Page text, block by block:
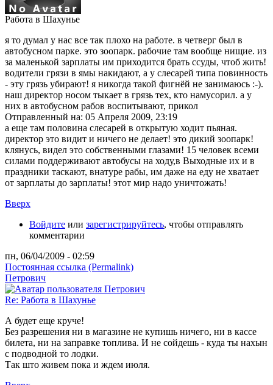
Работа в Шахунье
я то думал у нас все так плохо на работе. в четверг был в
автобусном парке. это зоопарк. рабочие там вообще нищие. из
за маленькой зарплаты им приходится брать ссуды, чтоб жить!
водители грязи в ямы накидают, а у слесарей типа повинность
- эту грязь убирают! я никогда такой фигнёй не занимаюсь :-).
наш директор носом тыкает в грязь тех, кто намусорил. а у
них в автобусном рабов воспитывают, прикол
Отправленный на: 05 Апреля 2009, 23:19
а еще там половина слесарей в открытую ходит пьяная.
директор это видит и ничего не делает! это дикий зоопарк!
клянусь, видел это собственными глазами! 15 человек всеми
силами поддерживают автобусы на ходу,в Выходные их и в
праздники таскают, внатуре рабы, им даже на еду не хватает
от зарплаты до зарплаты! этот мир надо уничтожать!
Вверх
Войдите или зарегистрируйтесь, чтобы отправлять
комментарии
пн, 06/04/2009 - 02:59
Постоянная ссылка (Permalink)
Петрович
Re: Работа в Шахунье
А будет еще круче!
Без разрешения ни в магазине не купишь ничего, ни в кассе
билета, ни на заправке топлива. И не сойдешь - куда ты нахын
с подводной то лодки.
Так што живем пока и ждем июля.